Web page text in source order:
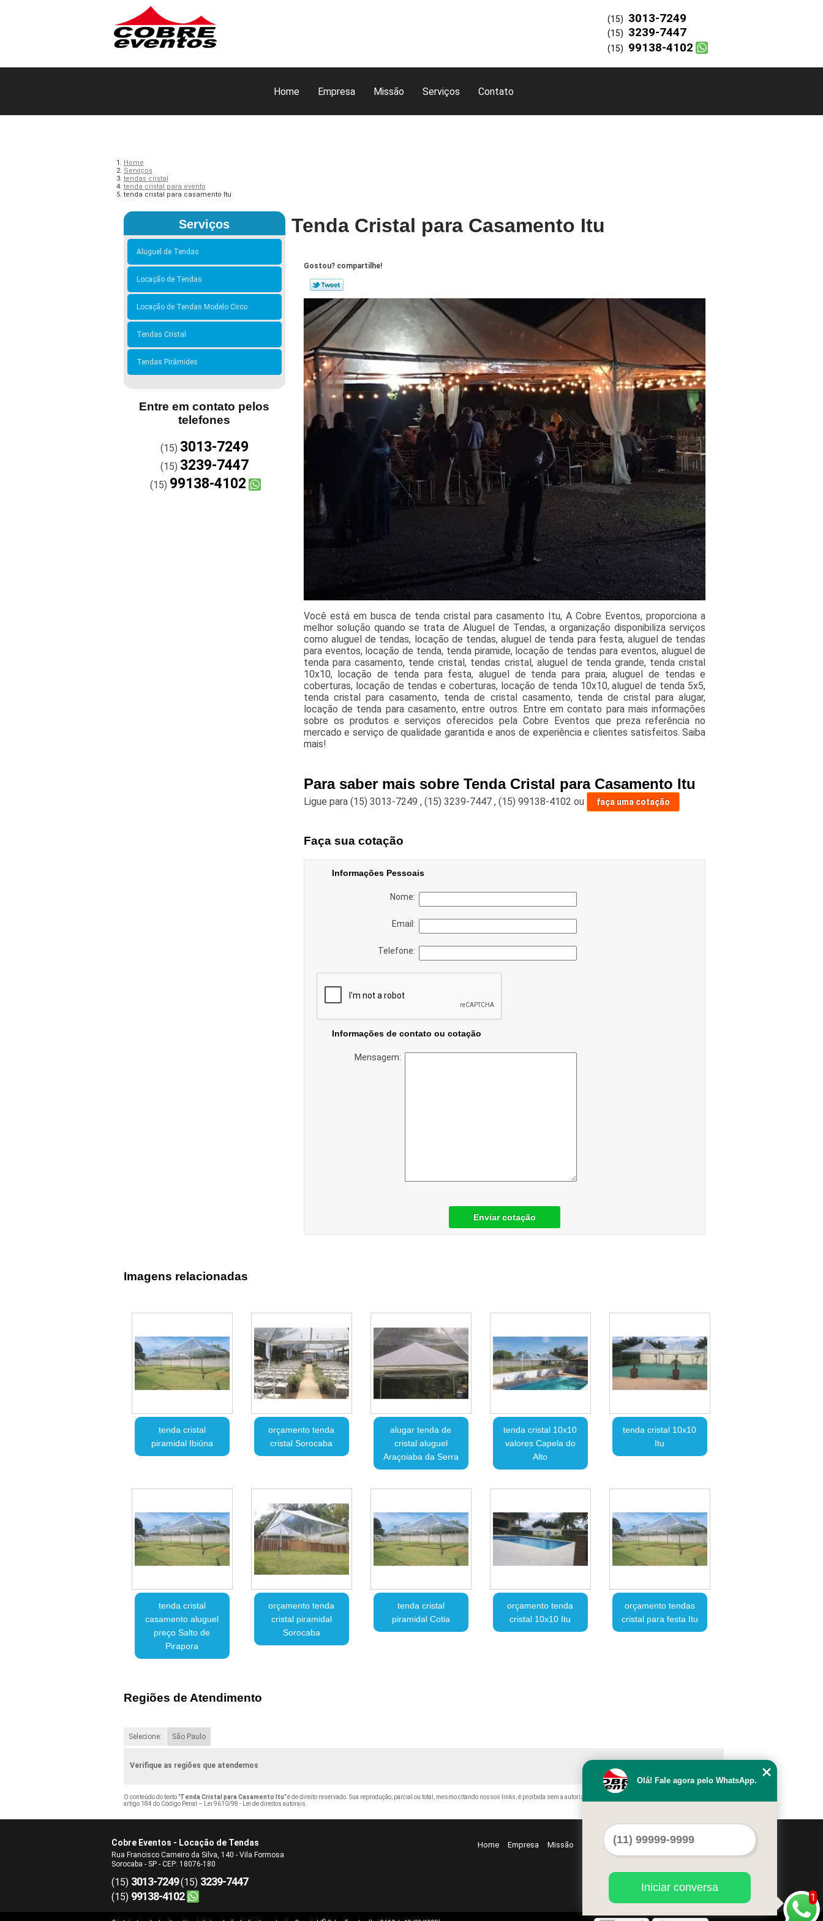
Home Empresa Missão Serviços Contato
(15) 3013-7249
(15) 3239-7447
(15) 99138-4102
Home
Serviços
tendas cristal
tenda cristal para evento
tenda cristal para casamento Itu
Serviços
Aluguel de Tendas
Locação de Tendas
Locação de Tendas Modelo Circo
Tendas Cristal
Tendas Pirâmides
Entre em contato pelos
telefones
(15) 3013-7249
(15) 3239-7447
(15) 99138-4102
Tenda Cristal para Casamento Itu
Gostou? compartilhe!
Você está em busca de tenda cristal para casamento Itu, A Cobre Eventos, proporciona a
melhor solução quando se trata de Aluguel de Tendas, a organização disponibiliza serviços
como aluguel de tendas, locação de tendas, aluguel de tenda para festa, aluguel de tendas
para eventos, locação de tenda, tenda piramide, locação de tendas para eventos, aluguel de
tenda para casamento, tende cristal, tendas cristal, aluguel de tenda grande, tenda cristal
10x10, locação de tenda para festa, aluguel de tenda para praia, aluguel de tendas e
coberturas, locação de tendas e coberturas, locação de tenda 10x10, aluguel de tenda 5x5,
tenda cristal para casamento, tenda de cristal casamento, tenda de cristal para alugar,
locação de tenda para casamento, entre outros. Entre em contato para mais informações
sobre os produtos e serviços oferecidos pela Cobre Eventos que preza referência no
mercado e serviço de qualidade garantida e anos de experiência e clientes satisfeitos. Saiba
mais!
Para saber mais sobre Tenda Cristal para Casamento Itu
Ligue para (15) 3013-7249 , (15) 3239-7447 , (15) 99138-4102 ou faça uma cotação
Faça sua cotação
Informações Pessoais
Nome:
Email:
Telefone:
Informações de contato ou cotação
Mensagem:
Enviar cotação
Imagens relacionadas
tenda cristal
piramidal Ibiúna
orçamento tenda
cristal Sorocaba
alugar tenda de
cristal aluguel
Araçoiaba da Serra
tenda cristal 10x10
valores Capela do
Alto
tenda cristal 10x10
Itu
tenda cristal
casamento aluguel
preço Salto de
Pirapora
orçamento tenda
cristal piramidal
Sorocaba
tenda cristal
piramidal Cotia
orçamento tenda
cristal 10x10 Itu
orçamento tendas
cristal para festa Itu
Regiões de Atendimento
Selecione: São Paulo
Verifique as regiões que atendemos
O conteúdo do texto "Tenda Cristal para Casamento Itu" é de direito reservado. Sua reprodução, parcial ou total, mesmo citando nossos links, é proibida sem a autorização do autor. Crime de violação de direito autoral –
artigo 184 do Código Penal – Lei 9610/98 - Lei de direitos autorais.
Cobre Eventos - Locação de Tendas
Rua Francisco Carneiro da Silva, 140 - Vila Formosa
Sorocaba - SP - CEP: 18076-180
(15) 3013-7249(15) 3239-7447
(15) 99138-4102
Home Empresa Missão Serviços Contato Mapa do site
1
Olá! Fale agora pelo WhatsApp.
Iniciar conversa